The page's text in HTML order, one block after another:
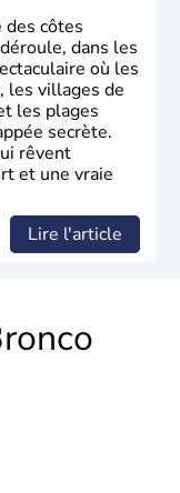
des côtes
dans les
où les
les villages de
les plages
secrète.
rêvent
et une vraie
Lire l'article